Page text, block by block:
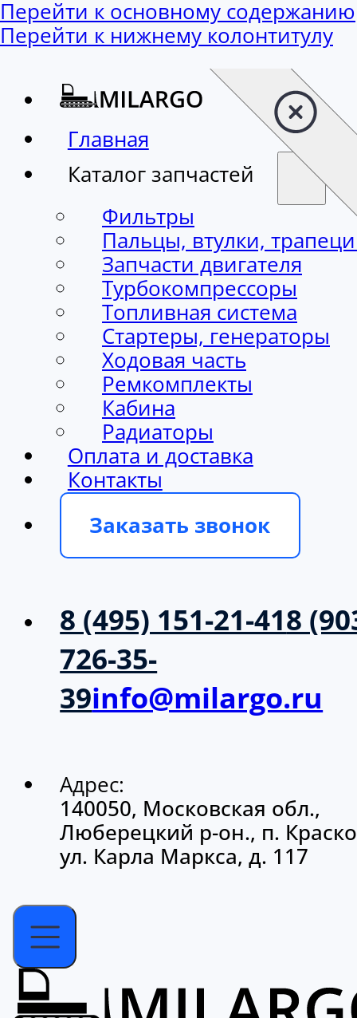
Перейти к основному содержанию
Перейти к нижнему колонтитулу
Главная
Каталог запчастей
Фильтры
Пальцы, втулки,
Запчасти двигателя
Турбокомпрессоры
Топливная система
Стартеры, генераторы
Ходовая часть
Ремкомплекты
Кабина
Радиаторы
Оплата и доставка
Контакты
Заказать звонок
8 (495) 151-21-418
726-35-
39info@milargo.ru
Адрес:
140050, Московская обл.,
Люберецкий р-он., п.
ул. Карла Маркса, д. 117